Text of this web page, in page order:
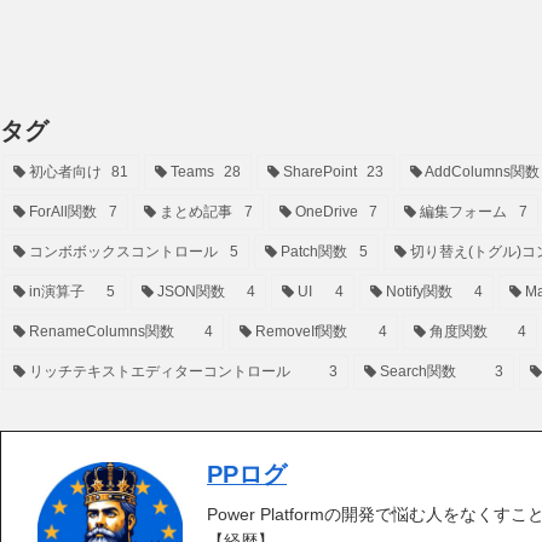
タグ
初心者向け 81 Teams 28 SharePoint 23 AddColumns関数
ForAll関数 7 まとめ記事 7 OneDrive 7 編集フォーム 7
コンボボックスコントロール 5 Patch関数 5 切り替え(トグル)コ
in演算子 5 JSON関数 4 UI 4 Notify関数 4
RenameColumns関数 4 RemoveIf関数 4 角度関数 4
リッチテキストエディターコントロール 3 Search関数 3
PPログ
Power Platformの開発で悩む人をなくすこ